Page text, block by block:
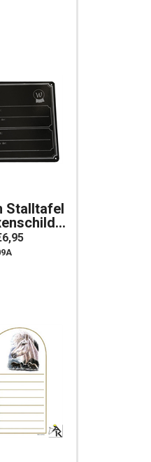
Stalltafel
Pferd